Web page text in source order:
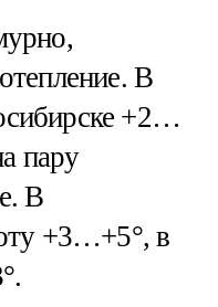
В
+2…
пару
В
+3…+5°, в